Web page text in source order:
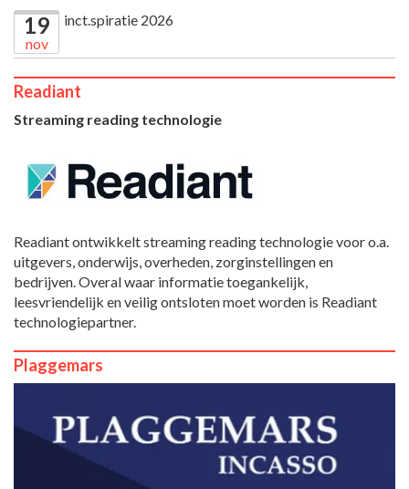
19
nov
inct.spiratie 2026
Readiant
Streaming reading technologie
Readiant ontwikkelt streaming reading technologie voor o.a.
uitgevers, onderwijs, overheden, zorginstellingen en
bedrijven. Overal waar informatie toegankelijk,
leesvriendelijk en veilig ontsloten moet worden is Readiant
technologiepartner.
Plaggemars